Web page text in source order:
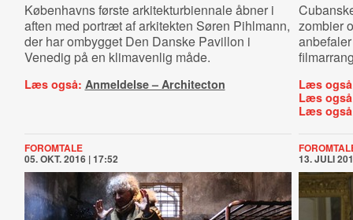
Københavns første arkitekturbiennale åbner i
aften med portræt af arkitekten Søren Pihlmann,
der har ombygget Den Danske Pavillon i
Venedig på en klimavenlig måde.
Læs også: Anmeldelse – Architecton
zombier
Læs
Læs
Læs
FOROMTALE
05. OKT. 2016 | 17:52 13. JULI